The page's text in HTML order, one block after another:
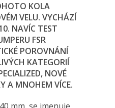
KOLA
VELU. VYCHÁZÍ
NAVÍC TEST
FSR
POROVNÁNÍ
KATEGORIÍ
NOVÉ
A MNOHEM VÍCE.